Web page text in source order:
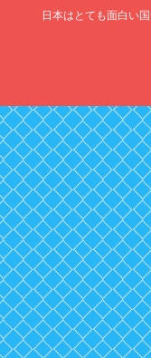
日本はとても面白い